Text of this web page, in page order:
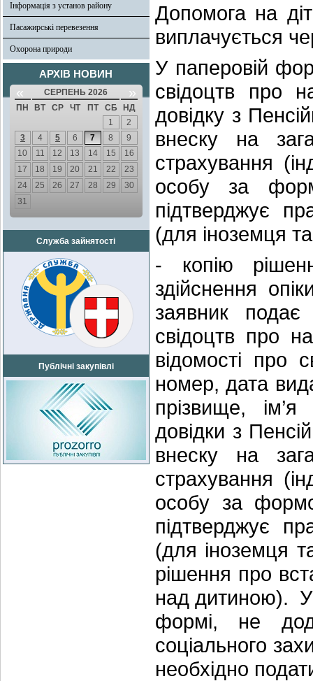
Інформація з установ району
Пасажирські перевезення
Охорона природи
АРХІВ НОВИН
« СЕРПЕНЬ 2026 »
ПН ВТ СР ЧТ ПТ СБ
НД
1
2
3
4 5 6 7 8
9
10
11 12 13 14 15
16
17
18 19 20 21 22
23
24
25 26 27 28 29
30
31
Служба зайнятості
Публічні закупівлі
Допомога на
виплачується
У паперовій
свідоцтв про
довідку з
внеску на
страхування
особу за
підтверджує
(для іноземця
- копію
здійснення
заявник подає
свідоцтв про
відомості про
номер, дата
прізвище,
довідки з
внеску на
страхування
особу за
підтверджує
(для іноземця
рішення про
над дитиною). У
формі, не
соціального
необхідно